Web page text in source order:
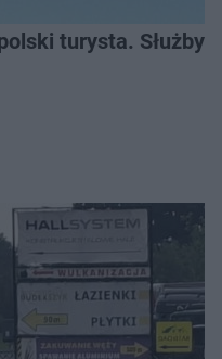
turysta. Służby